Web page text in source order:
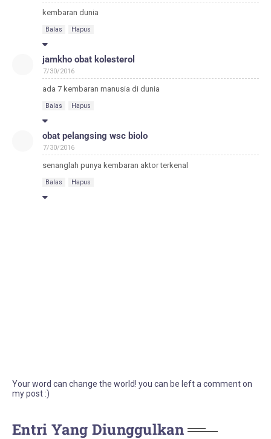
kembaran dunia
Balas Hapus
jamkho obat kolesterol
7/30/2016
ada 7 kembaran manusia di dunia
Balas Hapus
obat pelangsing wsc biolo
7/30/2016
senanglah punya kembaran aktor terkenal
Balas Hapus
Your word can change the world! you can be left a comment on
my post :)
Entri Yang Diunggulkan